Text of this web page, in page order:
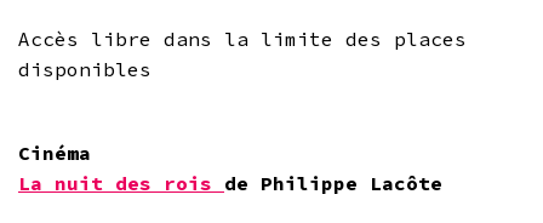
Accès libre dans la limite des places
disponibles
Cinéma
La nuit des rois de Philippe Lacôte